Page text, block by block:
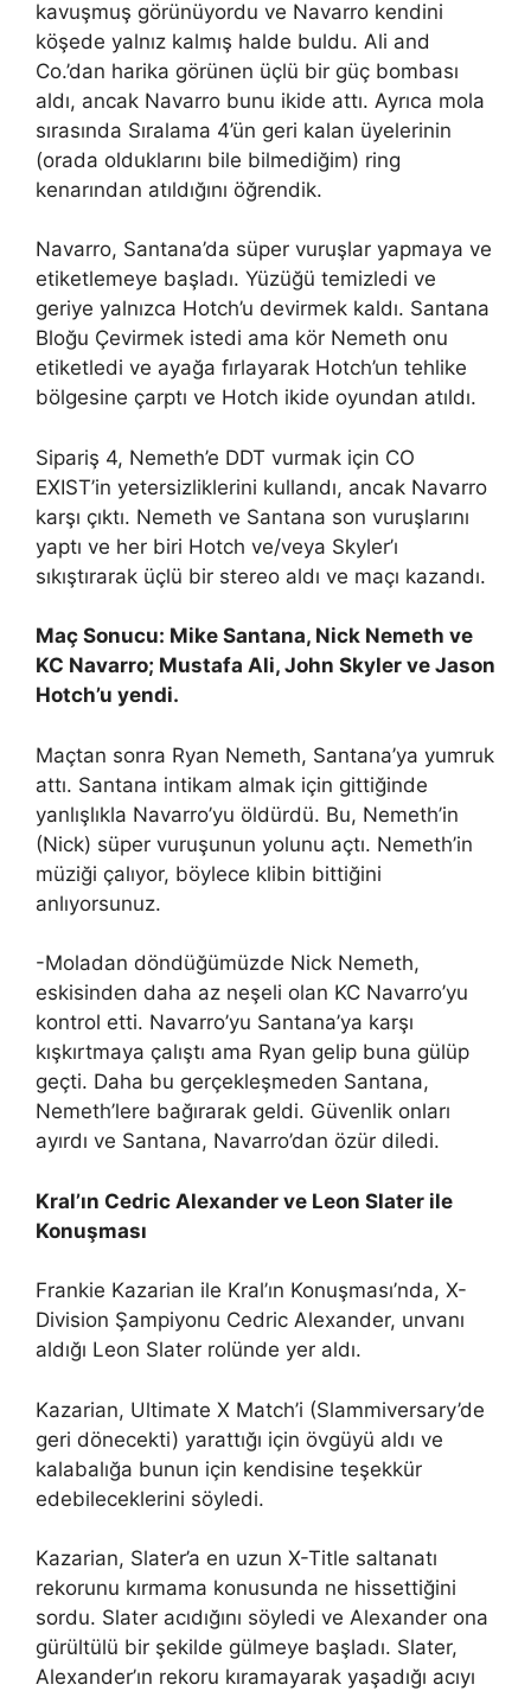
kavuşmuş görünüyordu ve Navarro kendini
köşede yalnız kalmış halde buldu. Ali and
Co.’dan harika görünen üçlü bir güç bombası
aldı, ancak Navarro bunu ikide attı. Ayrıca mola
sırasında Sıralama 4’ün geri kalan üyelerinin
(orada olduklarını bile bilmediğim) ring
kenarından atıldığını öğrendik.
Navarro, Santana’da süper vuruşlar yapmaya ve
etiketlemeye başladı. Yüzüğü temizledi ve
geriye yalnızca Hotch’u devirmek kaldı. Santana
Bloğu Çevirmek istedi ama kör Nemeth onu
etiketledi ve ayağa fırlayarak Hotch’un tehlike
bölgesine çarptı ve Hotch ikide oyundan atıldı.
Sipariş 4, Nemeth’e DDT vurmak için CO
EXIST’in yetersizliklerini kullandı, ancak Navarro
karşı çıktı. Nemeth ve Santana son vuruşlarını
yaptı ve her biri Hotch ve/veya Skyler’ı
sıkıştırarak üçlü bir stereo aldı ve maçı kazandı.
Maç Sonucu: Mike Santana, Nick Nemeth ve
KC Navarro; Mustafa Ali, John Skyler ve Jason
Hotch’u yendi.
Maçtan sonra Ryan Nemeth, Santana’ya yumruk
attı. Santana intikam almak için gittiğinde
yanlışlıkla Navarro’yu öldürdü. Bu, Nemeth’in
(Nick) süper vuruşunun yolunu açtı. Nemeth’in
müziği çalıyor, böylece klibin bittiğini
anlıyorsunuz.
-Moladan döndüğümüzde Nick Nemeth,
eskisinden daha az neşeli olan KC Navarro’yu
kontrol etti. Navarro’yu Santana’ya karşı
kışkırtmaya çalıştı ama Ryan gelip buna gülüp
geçti. Daha bu gerçekleşmeden Santana,
Nemeth’lere bağırarak geldi. Güvenlik onları
ayırdı ve Santana, Navarro’dan özür diledi.
Kral’ın Cedric Alexander ve Leon Slater ile
Konuşması
Frankie Kazarian ile Kral’ın Konuşması’nda, X-
Division Şampiyonu Cedric Alexander, unvanı
aldığı Leon Slater rolünde yer aldı.
Kazarian, Ultimate X Match’i (Slammiversary’de
geri dönecekti) yarattığı için övgüyü aldı ve
kalabalığa bunun için kendisine teşekkür
edebileceklerini söyledi.
Kazarian, Slater’a en uzun X-Title saltanatı
rekorunu kırmama konusunda ne hissettiğini
sordu. Slater acıdığını söyledi ve Alexander ona
gürültülü bir şekilde gülmeye başladı. Slater,
Alexander’ın rekoru kıramayarak yaşadığı acıyı